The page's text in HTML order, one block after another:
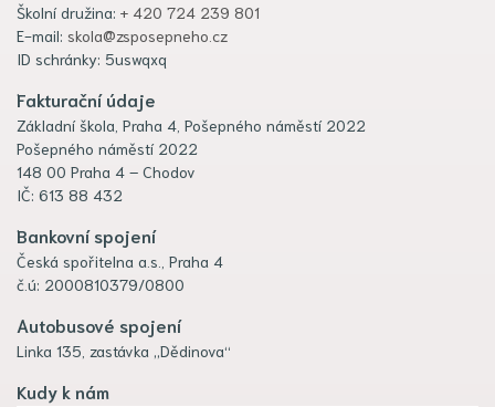
Školní družina: + 420 724 239 801
E-mail: skola@zsposepneho.cz
ID schránky: 5uswqxq
Fakturační údaje
Základní škola, Praha 4, Pošepného náměstí 2022
Pošepného náměstí 2022
148 00 Praha 4 – Chodov
IČ: 613 88 432
Bankovní spojení
Česká spořitelna a.s., Praha 4
č.ú: 2000810379/0800
Autobusové spojení
Linka 135, zastávka „Dědinova“
Kudy k nám